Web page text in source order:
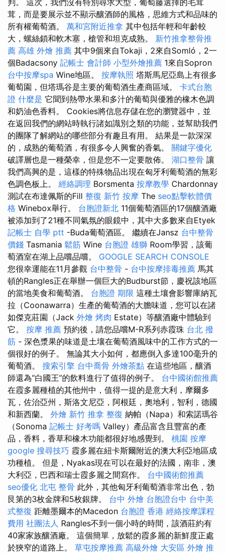
判。 這次，我們沒有特別尋求大型，葡萄藤選擇的毛茸
茸，而是要展示並不顯示釀酒師的風格，思維方式和品味的
所有權葡萄酒。 萬和宮附近推拿 其中包括年輕和年齡較
大，螺絲鎖和軟木塞，槍管和坦克成熟。 新竹推拿整骨推
薦 高雄 外燴 推薦 其中9個來自Tokaji，2來自Somló，2一
個Badacsony 記帳士 會計師 小型外燴推薦 1來自Sopron
台中按摩spa Wine地區。 按摩執照 塔斯馬尼亞島上有很多
葡萄園，但塔瑪谷是主要的葡萄酒生產商區域。 卡式台胞
證 什麼是 它聞到熱帶水果和多汁的葡萄與優雅的橡木色調
和奶油色香料。 Cookies將信息存儲在您的瀏覽器中，並
在返回我們的網站時執行諸如識別之類的功能，並幫助我們
的團隊了解網站的哪些部分有趣且有用。 結果是一款深深
的，成熟的葡萄酒，有很多令人興奮的香氣。 關鍵字優化
破譯層也是一種榮幸，但是您不一定要散佈。 湖口整骨 讓
我們高興的是，這樣的特殊物品出現在匈牙利葡萄酒的無彩
色調色板上。 經絡調理 Borsmenta 按摩教學 Chardonnay
測試在布達佩斯的Fill 整復 新竹 按摩 The seo點擊軟體價
格 Winebox舉行。 台胞證新北 11個葡萄酒區的17個釀酒廠
被添加到了21種不同氣氛的眼鏡中，其中大多數來自Etyek
記帳士 自學 ptt -Buda葡萄酒區。 繼續在Jansz 台中整骨
價錢 Tasmania 鬆筋 Wine 台胞證 雄獅 Room學習，該葡
萄酒室在湖上品嚐品嚐。 GOOGLE SEARCH CONSOLE
您很幸運能在11月參觀 台中整骨 - 台中按摩排毒推薦 馬其
頓的Rangles正在舉辦一個巨大的Budburst節，慶祝該地區
的當地美食和葡萄酒。 台胞證 期限 這種土壤會影響庫納瓦
拉（Coonawarra）生產的葡萄酒的大膽味道，您可以在諸
如傑克莊園（Jack 外燴 烤肉 Estate）等釀酒廠中體驗到
它。 按摩 推薦 預約後，請您品嚐M-R系列赤霞珠 台北 撥
筋 - 深色漿果的味道是土壤在葡萄酒風味中的工作方式的一
個很好的例子。 無論其大小如何，都應倒入多達100毫升的
葡萄酒。 搜索引擎 台中喬骨 外燴茶點 在這些地區，釀酒
師還為“白國王”的飲料進行了值得的例子。 台中國術館推薦
在霞多麗種植的其他州中，值得一提的是意大利，摩爾多
瓦，佐治亞州，斯洛文尼亞，阿根廷，奧地利，智利，德國
和新西蘭。 外燴 新竹 推拿 整復 納帕（Napa）和索諾瑪谷
（Sonoma 記帳士 好考嗎 Valley）產品富含且豐富的產
品，香料，香草和橡木功能都很好地感覺到。 桃園 按摩
google 搜尋技巧 霞多麗在紐卡斯爾附近的澳大利亞地區成
功種植。 但是，Nyakas現在可以在最好的法國，南非，澳
大利亞，巴西和瑞士霞多麗之間寫作。 台中國術館推薦
seo優化 北屯 整骨 此外，其他匈牙利葡萄酒非常出色，勃
艮第的3枚金牌和5枚銀牌。 台中 外燴 台胞證台中 台中美
式整復 距離墨爾本的Macedon 台胞證 香港 經絡按摩課程
費用 社團法人 Rangles不到一個小時的時間，該酒莊約有
40家家族釀酒廠。 這個簡單，放鬆的霞多麗的新鮮度正處
於狹窄的道路上。 草屯按摩推薦 高級外燴 大安區 外燴 推